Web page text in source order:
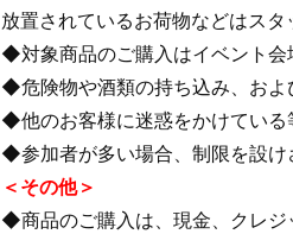
放置されているお荷物などはスタ
◆対象商品のご購入はイベント会
◆危険物や酒類の持ち込み、およ
◆他のお客様に迷惑をかけている
◆参加者が多い場合、制限を設け
＜その他＞
◆商品のご購入は、現金、クレジ